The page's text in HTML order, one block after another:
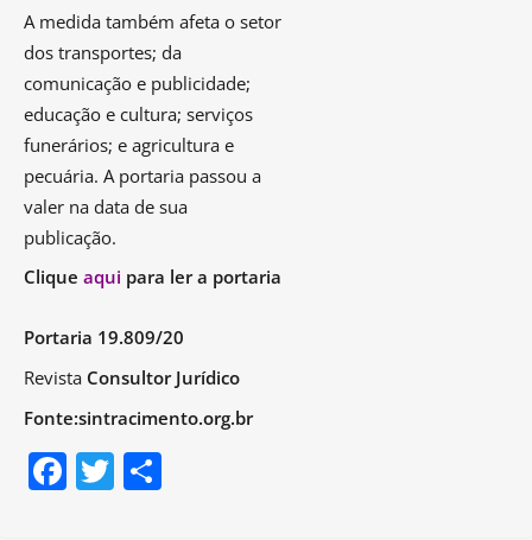
A medida também afeta o setor
dos transportes; da
comunicação e publicidade;
educação e cultura; serviços
funerários; e agricultura e
pecuária. A portaria passou a
valer na data de sua
publicação.
Clique aqui para ler a portaria
Portaria 19.809/20
Revista Consultor Jurídico
Fonte:sintracimento.org.br
F T